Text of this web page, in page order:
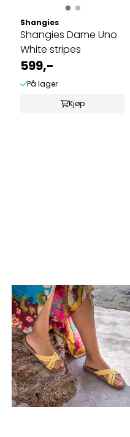
Shangies
Shangies Dame Uno
White stripes
599,-
På lager
Kjøp